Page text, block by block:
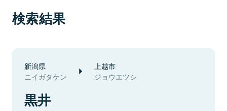
検索結果
新潟県
ニイガタケン
上越市
ジョウエツシ
黒井